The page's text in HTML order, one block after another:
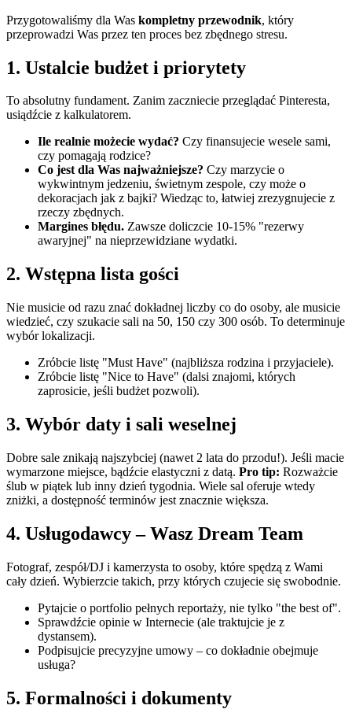
Przygotowaliśmy dla Was kompletny przewodnik, który
przeprowadzi Was przez ten proces bez zbędnego stresu.
1. Ustalcie budżet i priorytety
To absolutny fundament. Zanim zaczniecie przeglądać Pinteresta,
usiądźcie z kalkulatorem.
Ile realnie możecie wydać? Czy finansujecie wesele sami,
czy pomagają rodzice?
Co jest dla Was najważniejsze? Czy marzycie o
wykwintnym jedzeniu, świetnym zespole, czy może o
dekoracjach jak z bajki? Wiedząc to, łatwiej zrezygnujecie z
rzeczy zbędnych.
Margines błędu. Zawsze doliczcie 10-15% "rezerwy
awaryjnej" na nieprzewidziane wydatki.
2. Wstępna lista gości
Nie musicie od razu znać dokładnej liczby co do osoby, ale musicie
wiedzieć, czy szukacie sali na 50, 150 czy 300 osób. To determinuje
wybór lokalizacji.
Zróbcie listę "Must Have" (najbliższa rodzina i przyjaciele).
Zróbcie listę "Nice to Have" (dalsi znajomi, których
zaprosicie, jeśli budżet pozwoli).
3. Wybór daty i sali weselnej
Dobre sale znikają najszybciej (nawet 2 lata do przodu!). Jeśli macie
wymarzone miejsce, bądźcie elastyczni z datą. Pro tip: Rozważcie
ślub w piątek lub inny dzień tygodnia. Wiele sal oferuje wtedy
zniżki, a dostępność terminów jest znacznie większa.
4. Usługodawcy – Wasz Dream Team
Fotograf, zespół/DJ i kamerzysta to osoby, które spędzą z Wami
cały dzień. Wybierzcie takich, przy których czujecie się swobodnie.
Pytajcie o portfolio pełnych reportaży, nie tylko "the best of".
Sprawdźcie opinie w Internecie (ale traktujcie je z
dystansem).
Podpisujcie precyzyjne umowy – co dokładnie obejmuje
usługa?
5. Formalności i dokumenty